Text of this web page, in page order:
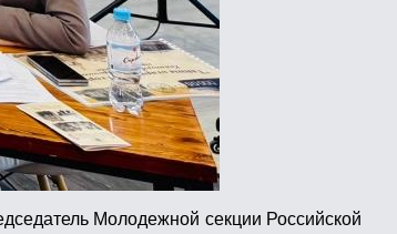
Молодежной секции Российской